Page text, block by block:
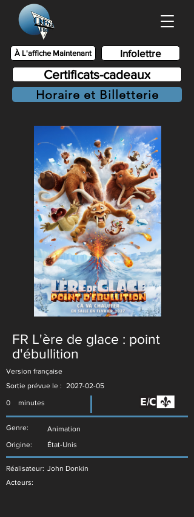
Infolettre
Certificats-cadeaux
Horaire et Billetterie
À L'affiche Maintenant
FR L'ère de glace : point
d'ébullition
Version française
Sortie prévue le : 2027-02-05
0
minutes
Genre:
Origine:
Animation
État-Unis
Réalisateur: John Donkin
Acteurs: